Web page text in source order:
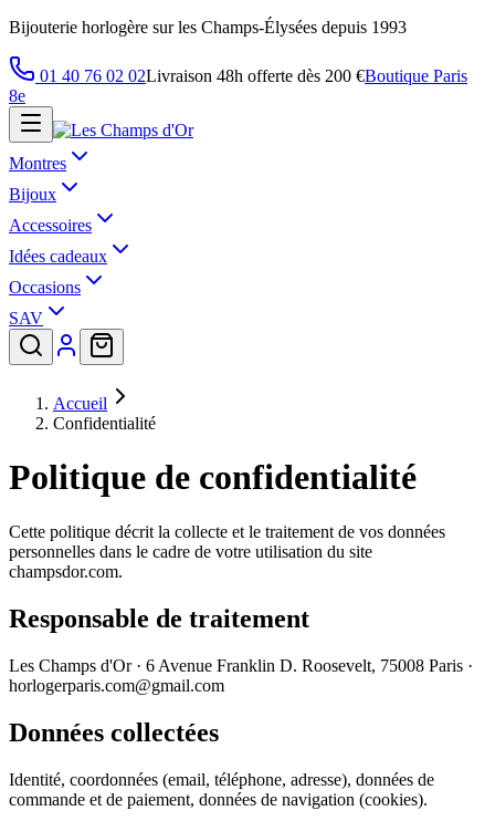
Bijouterie horlogère sur les Champs-Élysées depuis 1993
01 40 76 02 02Livraison 48h offerte dès 200 €Boutique Paris
8e
Montres
Bijoux
Accessoires
Idées cadeaux
Occasions
SAV
Accueil
Confidentialité
Politique de confidentialité
Cette politique décrit la collecte et le traitement de vos données
personnelles dans le cadre de votre utilisation du site
champsdor.com.
Responsable de traitement
Les Champs d'Or · 6 Avenue Franklin D. Roosevelt, 75008 Paris ·
horlogerparis.com@gmail.com
Données collectées
Identité, coordonnées (email, téléphone, adresse), données de
commande et de paiement, données de navigation (cookies).